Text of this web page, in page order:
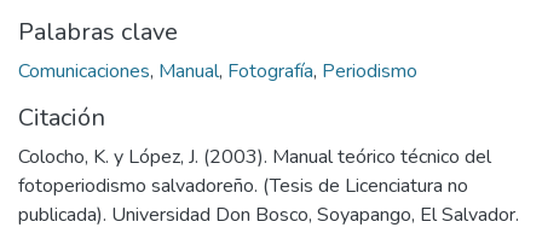
Palabras clave
Comunicaciones, Manual, Fotografía, Periodismo
Citación
Colocho, K. y López, J. (2003). Manual teórico técnico del
fotoperiodismo salvadoreño. (Tesis de Licenciatura no
publicada). Universidad Don Bosco, Soyapango, El Salvador.